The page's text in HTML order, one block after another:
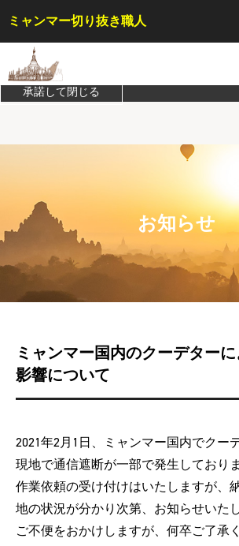
このサイトは機能実現/改善のためにCookieを利
ーポリシーを確認
承諾して閉じる
ミャンマー切り抜き職人
ご依頼方法
TOP
サービス内容・料金
お問い合わせ
お知らせ
ミャンマー国内のクーデター
影響について
2021年2月1日、ミャンマー国内でクー
現地で通信遮断が一部で発生しておりま
作業依頼の受け付けはいたしますが、
地の状況が分かり次第、お知らせいたし
ご不便をおかけしますが、何卒ご了承